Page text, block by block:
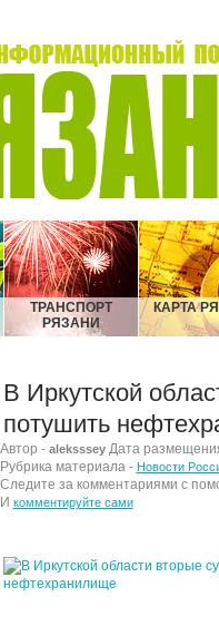
ТРАНСПОРТ
РЯЗАНИ
КАРТА
В Иркутской
потушить
Автор - alekssseyДата
Рубрика материала - Новости
Следите за комментариями с
И комментируйте сами